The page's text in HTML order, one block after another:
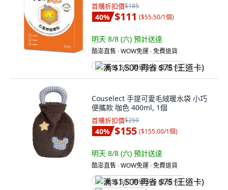
首購折扣價$185
40% $111 ($55.50/1個)
明天 8/8 (六) 預計送達
酷澎直售 ∙ WOW免運 ∙ 免費退貨
满 $1,500 再省 $75 (王道卡)
Couselect 手提可愛毛絨暖水袋 小巧
便攜款 咖色 400ml, 1個
首購折扣價$259
40% $155 ($155.00/1個)
明天 8/8 (六) 預計送達
酷澎直售 ∙ WOW免運 ∙ 免費退貨
满 $1,500 再省 $75 (王道卡)